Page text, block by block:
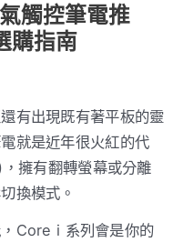
觸控筆電推
購指南
有出現既有著平板的靈
就是近年很火紅的代
擁有翻轉螢幕或分離
換模式。
Core i 系列會是你的